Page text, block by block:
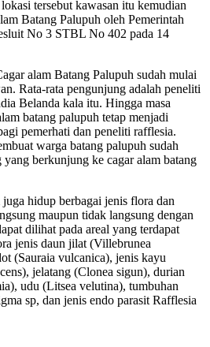
tersebut kawasan itu kemudian
Batang Palupuh oleh Pemerintah
No 3 STBL No 402 pada 14
alam Batang Palupuh sudah mulai
Rata-rata pengunjung adalah peneliti
Belanda kala itu. Hingga masa
batang palupuh tetap menjadi
pemerhati dan peneliti rafflesia.
warga batang palupuh sudah
yang berkunjung ke cagar alam batang
hidup berbagai jenis flora dan
maupun tidak langsung dengan
dilihat pada areal yang terdapat
jenis daun jilat (Villebrunea
(Sauraia vulcanica), jenis kayu
jelatang (Clonea sigun), durian
udu (Litsea velutina), tumbuhan
sp, dan jenis endo parasit Rafflesia